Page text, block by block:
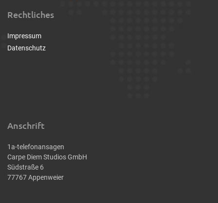
Rechtliches
Impressum
Datenschutz
Anschrift
1a-telefonansagen
Carpe Diem Studios GmbH
Südstraße 6
77767 Appenweier